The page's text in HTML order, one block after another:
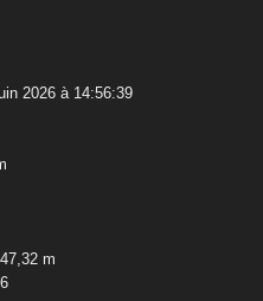
2026 à 14:56:39
m